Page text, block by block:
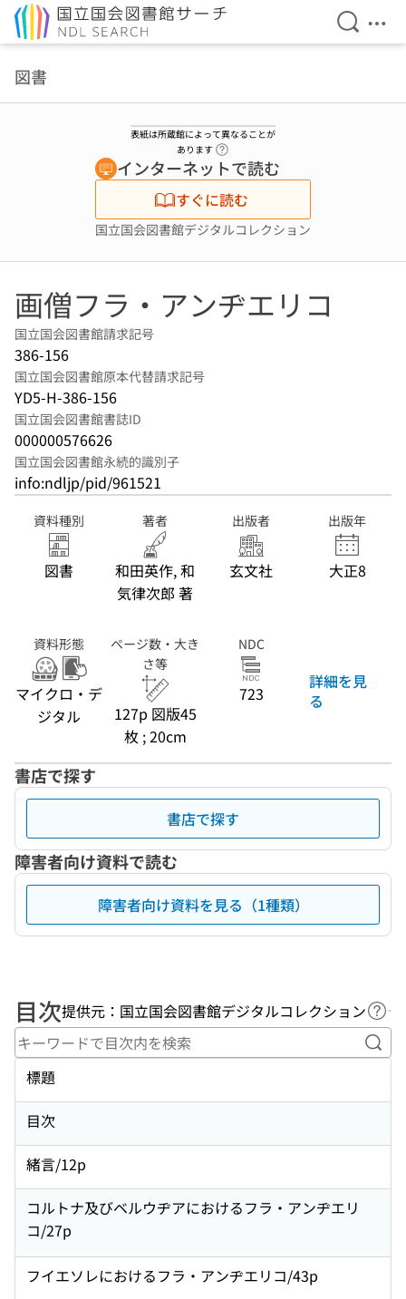
検索を
メ
図書
表紙は所蔵館によって異なることが
あります
インターネットで読む
すぐに読む
国立国会図書館デジタルコレクション
画僧フラ・アンヂエリコ
国立国会図書館請求記号
386-156
国立国会図書館原本代替請求記号
YD5-H-386-156
国立国会図書館書誌ID
000000576626
国立国会図書館永続的識別子
info:ndljp/pid/961521
資料種別
図書
著者
和田英作, 和
気律次郎 著
出版者
玄文社
出版年
大正8
資料形態
マイクロ・デ
ジタル
ページ数・大き
さ等
127p 図版45
枚 ; 20cm
NDC
723
詳細を見
る
書店で探す
書店で探す
障害者向け資料で読む
障害者向け資料を見る（1種類）
目次提供元：国立国会図書館デジタルコレクション ヘ
キ
標題
目次
緒言/12p
コルトナ及びベルウヂアにおけるフラ・アンヂエリ
コ/27p
フイエソレにおけるフラ・アンヂエリコ/43p